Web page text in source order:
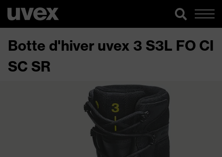
Botte d'hiver uvex 3 S3L FO CI
SC SR